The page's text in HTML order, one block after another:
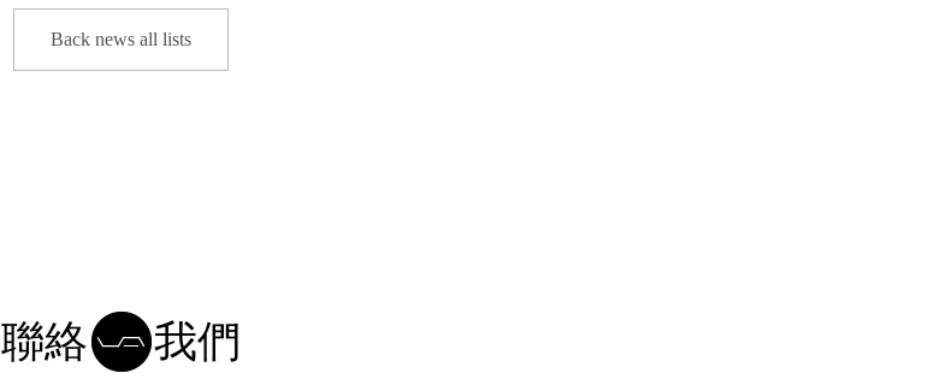
Back news all lists
聯絡 我們